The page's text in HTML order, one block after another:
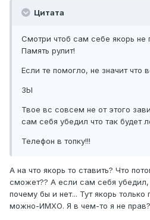
Цитата
Смотри чтоб сам себе якорь не
Память рулит!
Если те помогло, не значит что
ЗЫ
Твое вс совсем не от этого
сам себя убедил что так будет
Телефон в топку!!!
А на что якорь то ставить? Что
сможет?? А если сам себя убедил,
почему бы и нет... Тут якорь только
можно-ИМХО. Я в чем-то я не прав?